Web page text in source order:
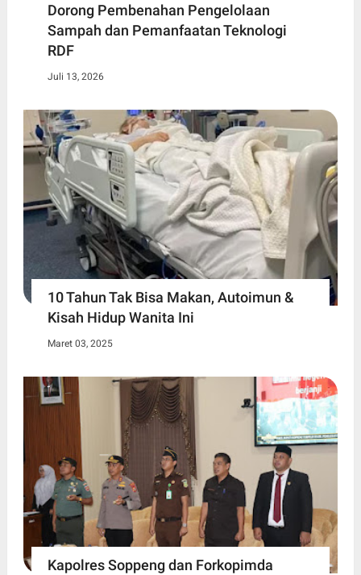
Dorong Pembenahan Pengelolaan
Sampah dan Pemanfaatan Teknologi
RDF
Juli 13, 2026
10 Tahun Tak Bisa Makan, Autoimun &
Kisah Hidup Wanita Ini
Maret 03, 2025
Kapolres Soppeng dan Forkopimda